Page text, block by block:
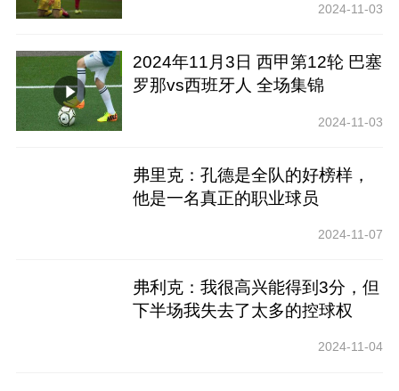
2024-11-03
2024年11月3日 西甲第12轮 巴塞
罗那vs西班牙人 全场集锦
2024-11-03
弗里克：孔德是全队的好榜样，
他是一名真正的职业球员
2024-11-07
弗利克：我很高兴能得到3分，但
下半场我失去了太多的控球权
2024-11-04